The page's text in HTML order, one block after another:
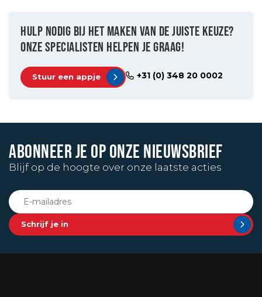
HULP NODIG BIJ HET MAKEN VAN DE JUISTE KEUZE?
ONZE SPECIALISTEN HELPEN JE GRAAG!
Stuur een appje +31 (0) 348 20 0002
ABONNEER JE OP ONZE NIEUWSBRIEF
Blijf op de hoogte over onze laatste acties
Schrijf je in